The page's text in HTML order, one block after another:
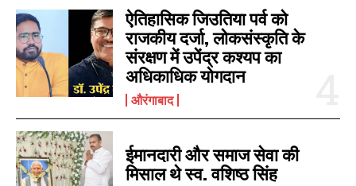
ऐतिहासिक जिउतिया पर्व को
राजकीय दर्जा, लोकसंस्कृति के
संरक्षण में उपेंद्र कश्यप का
अधिकाधिक योगदान
औरंगाबाद
ईमानदारी और समाज सेवा की
मिसाल थे स्व. वशिष्ठ सिंह